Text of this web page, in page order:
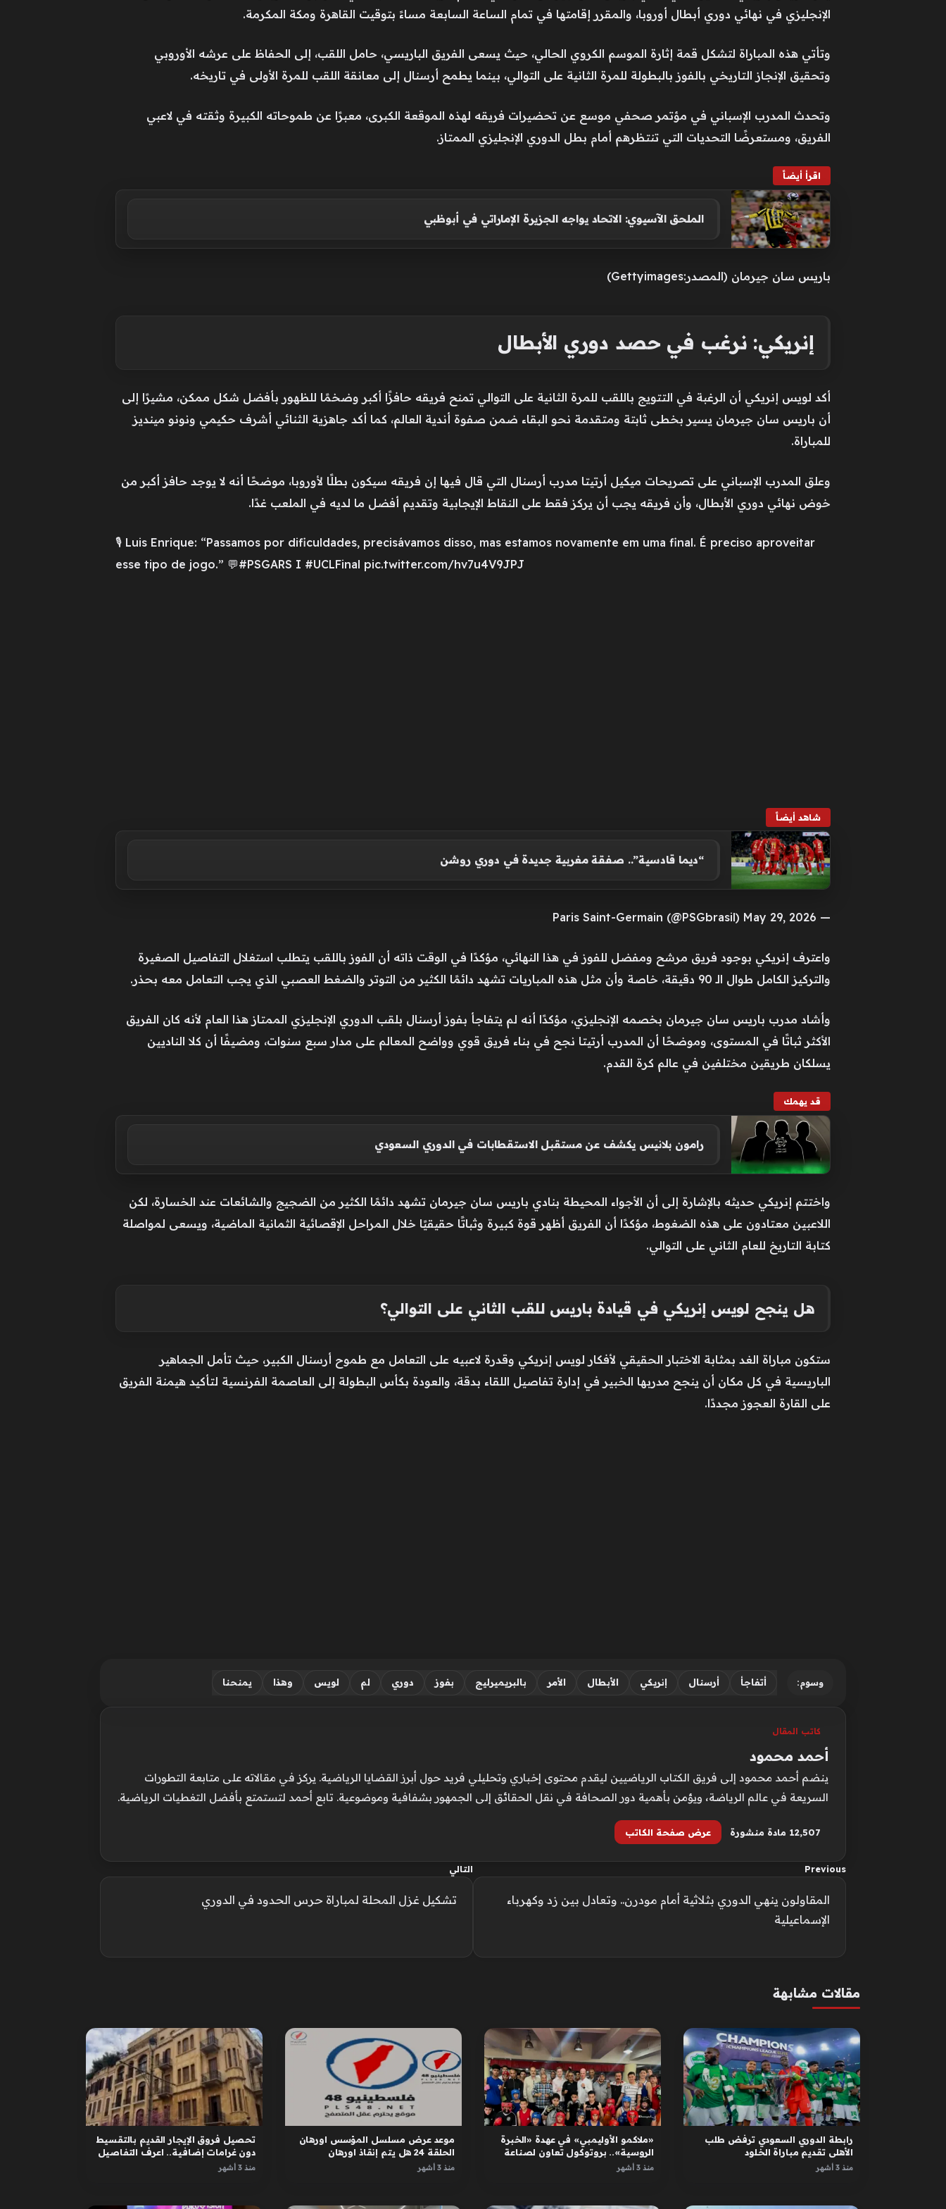
الإنجليزي في نهائي دوري أبطال أوروبا، والمقرر إقامتها في تمام الساعة السابعة مساءً بتوقيت القاهرة ومكة المكرمة.
وتأتي هذه المباراة لتشكل قمة إثارة الموسم الكروي الحالي، حيث يسعى الفريق الباريسي، حامل اللقب، إلى الحفاظ على عرشه الأوروبي
وتحقيق الإنجاز التاريخي بالفوز بالبطولة للمرة الثانية على التوالي، بينما يطمح أرسنال إلى معانقة اللقب للمرة الأولى في تاريخه.
وتحدث المدرب الإسباني في مؤتمر صحفي موسع عن تحضيرات فريقه لهذه الموقعة الكبرى، معبرًا عن طموحاته الكبيرة وثقته في لاعبي
الفريق، ومستعرضًا التحديات التي تنتظرهم أمام بطل الدوري الإنجليزي الممتاز.
اقرأ أيضاً
الملحق الآسيوي: الاتحاد يواجه الجزيرة الإماراتي في أبوظبي
باريس سان جيرمان (المصدر:Gettyimages)
إنريكي: نرغب في حصد دوري الأبطال
أكد لويس إنريكي أن الرغبة في التتويج باللقب للمرة الثانية على التوالي تمنح فريقه حافزًا أكبر وضخمًا للظهور بأفضل شكل ممكن، مشيرًا إلى
أن باريس سان جيرمان يسير بخطى ثابتة ومتقدمة نحو البقاء ضمن صفوة أندية العالم، كما أكد جاهزية الثنائي أشرف حكيمي ونونو مينديز
للمباراة.
وعلق المدرب الإسباني على تصريحات ميكيل أرتيتا مدرب أرسنال التي قال فيها إن فريقه سيكون بطلًا لأوروبا، موضحًا أنه لا يوجد حافز أكبر من
خوض نهائي دوري الأبطال، وأن فريقه يجب أن يركز فقط على النقاط الإيجابية وتقديم أفضل ما لديه في الملعب غدًا.
🎙️ Luis Enrique: “Passamos por dificuldades, precisávamos disso, mas estamos novamente em uma final. É preciso aproveitar
esse tipo de jogo.” 💬#PSGARS I #UCLFinal pic.twitter.com/hv7u4V9JPJ
شاهد أيضاً
“ديما قادسية”.. صفقة مغربية جديدة في دوري روشن
— Paris Saint-Germain (@PSGbrasil) May 29, 2026
واعترف إنريكي بوجود فريق مرشح ومفضل للفوز في هذا النهائي، مؤكدًا في الوقت ذاته أن الفوز باللقب يتطلب استغلال التفاصيل الصغيرة
والتركيز الكامل طوال الـ 90 دقيقة، خاصة وأن مثل هذه المباريات تشهد دائمًا الكثير من التوتر والضغط العصبي الذي يجب التعامل معه بحذر.
وأشاد مدرب باريس سان جيرمان بخصمه الإنجليزي، مؤكدًا أنه لم يتفاجأ بفوز أرسنال بلقب الدوري الإنجليزي الممتاز هذا العام لأنه كان الفريق
الأكثر ثباتًا في المستوى، وموضحًا أن المدرب أرتيتا نجح في بناء فريق قوي وواضح المعالم على مدار سبع سنوات، ومضيفًا أن كلا الناديين
يسلكان طريقين مختلفين في عالم كرة القدم.
قد يهمك
رامون بلانيس يكشف عن مستقبل الاستقطابات في الدوري السعودي
واختتم إنريكي حديثه بالإشارة إلى أن الأجواء المحيطة بنادي باريس سان جيرمان تشهد دائمًا الكثير من الضجيج والشائعات عند الخسارة، لكن
اللاعبين معتادون على هذه الضغوط، مؤكدًا أن الفريق أظهر قوة كبيرة وثباتًا حقيقيًا خلال المراحل الإقصائية الثمانية الماضية، ويسعى لمواصلة
كتابة التاريخ للعام الثاني على التوالي.
هل ينجح لويس إنريكي في قيادة باريس للقب الثاني على التوالي؟
ستكون مباراة الغد بمثابة الاختبار الحقيقي لأفكار لويس إنريكي وقدرة لاعبيه على التعامل مع طموح أرسنال الكبير، حيث تأمل الجماهير
الباريسية في كل مكان أن ينجح مدربها الخبير في إدارة تفاصيل اللقاء بدقة، والعودة بكأس البطولة إلى العاصمة الفرنسية لتأكيد هيمنة الفريق
على القارة العجوز مجددًا.
وسوم: أتفاجأ أرسنال إنريكي الأبطال الأمر بالبريميرليج بفوز دوري لم لويس وهذا يمنحنا
كاتب المقال
أحمد محمود
ينضم أحمد محمود إلى فريق الكتاب الرياضيين ليقدم محتوى إخباري وتحليلي فريد حول أبرز القضايا الرياضية. يركز في مقالاته على متابعة التطورات
السريعة في عالم الرياضة، ويؤمن بأهمية دور الصحافة في نقل الحقائق إلى الجمهور بشفافية وموضوعية. تابع أحمد لتستمتع بأفضل التغطيات الرياضية.
12٬507 مادة منشورة عرض صفحة الكاتب
Previous
المقاولون ينهي الدوري بثلاثية أمام مودرن.. وتعادل بين زد وكهرباء
الإسماعيلية
التالي
تشكيل غزل المحلة لمباراة حرس الحدود في الدوري
مقالات مشابهة
رابطة الدوري السعودي ترفض طلب
الأهلي تقديم مباراة الخلود
منذ 3 أشهر
«ملاكمو الأوليمبي» في عهدة «الخبرة
الروسية».. بروتوكول تعاون لصناعة
الأبطال
منذ 3 أشهر
موعد عرض مسلسل المؤسس اورهان
الحلقة 24 هل يتم إنقاذ اورهان
واسبورجا
منذ 3 أشهر
تحصيل فروق الإيجار القديم بالتقسيط
دون غرامات إضافية.. اعرف التفاصيل
منذ 3 أشهر